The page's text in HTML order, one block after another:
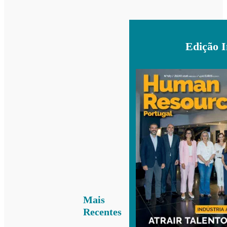
Mais
Recentes
Edição